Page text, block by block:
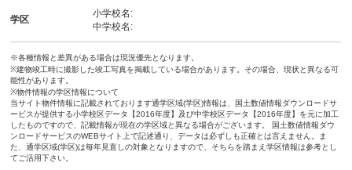
学区
小学校名:
中学校名:
※各種情報と差異がある場合は現況優先となります。
※建物竣工時に撮影した竣工写真を掲載している場合があります。その場合、現状と異なる可
能性があります。
※物件情報の学区情報について
当サイト物件情報に記載されております通学区域(学区)情報は、国土数値情報ダウンロードサ
ービスが提供する小学校区データ【2016年度】及び中学校区データ【2016年度】を元に加工
したものですので、記載情報が現在の学区域と異なる場合がございます。 国土数値情報ダウ
ンロードサービスのWEBサイト上で記述通り、データは必ずしも正確とは言えません。ま
た、通学区域(学区)は毎年見直しの対象となりますので、そちらを踏まえ学区情報は参考とし
てご活用下さい。